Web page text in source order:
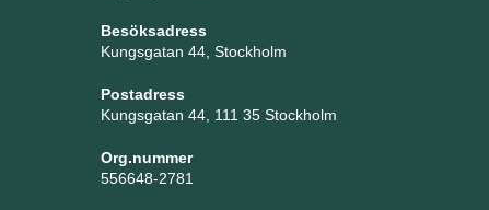
Besöksadress
Kungsgatan 44, Stockholm
Postadress
Kungsgatan 44, 111 35 Stockholm
Org.nummer
556648-2781